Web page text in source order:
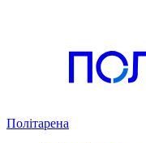
Політарена